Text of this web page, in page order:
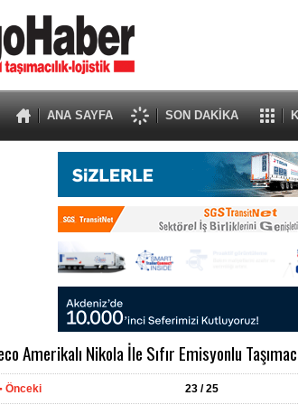
ANA SAYFA SON DAKİKA
Amerikalı Nikola İle Sıfır Emisyonlu
Önceki 23 / 25